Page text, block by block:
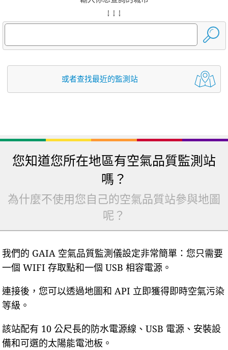
↓ ↓ ↓
或者查找最近的監測站
您知道您所在地區有空氣品質監測站
嗎？
為什麼不使用您自己的空氣品質站參與地圖
呢？
我們的 GAIA 空氣品質監測儀設定非常簡單：您只需要
一個 WIFI 存取點和一個 USB 相容電源。
連接後，您可以透過地圖和 API 立即獲得即時空氣污染
等級。
該站配有 10 公尺長的防水電源線、USB 電源、安裝設
備和可選的太陽能電池板。